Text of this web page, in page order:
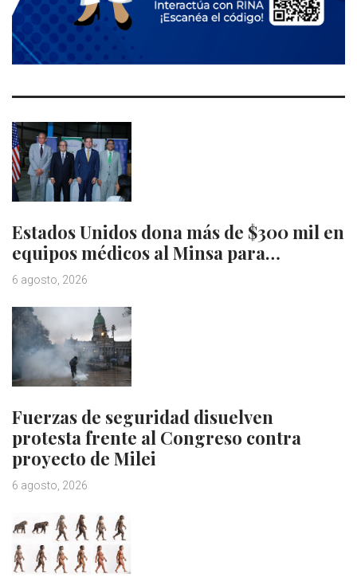
Estados Unidos dona más de $300 mil en
equipos médicos al Minsa para…
6 agosto, 2026
Fuerzas de seguridad disuelven
protesta frente al Congreso contra
proyecto de Milei
6 agosto, 2026